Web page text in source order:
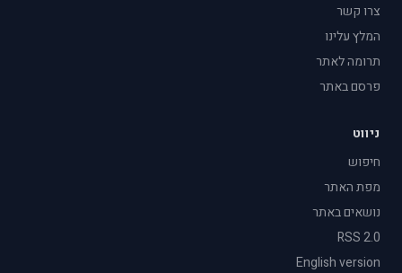
צרו קשר
המלץ עלינו
תרומה לאתר
פרסם באתר
ניווט
חיפוש
מפת האתר
נושאים באתר
RSS 2.0
English version